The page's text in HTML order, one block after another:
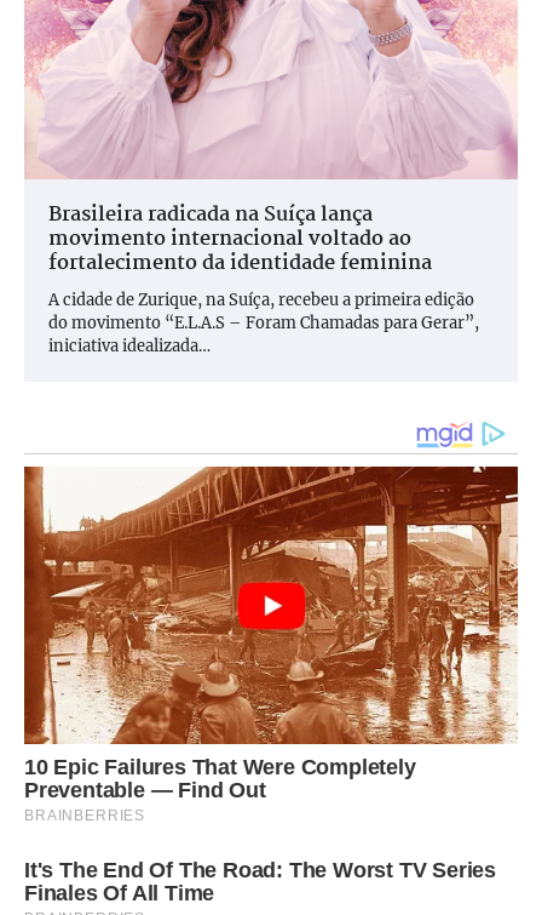
Brasileira radicada na Suíça lança
movimento internacional voltado ao
fortalecimento da identidade feminina
A cidade de Zurique, na Suíça, recebeu a primeira edição
do movimento “E.L.A.S – Foram Chamadas para Gerar”,
iniciativa idealizada…